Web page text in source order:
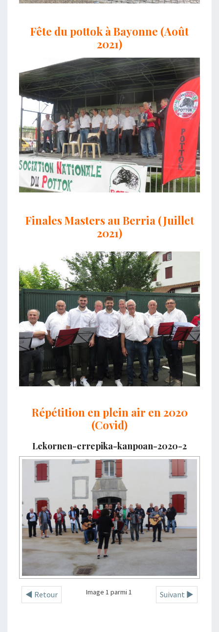
Fête du pottok à Bayonne (Août
2021)
Finales Masters au Berria (Juillet
2021)
Répétition en plein air en 2020
(Covid)
Lekornen-errepika-kanpoan-2020-2
◄ Retour Suivant ►
Image 1 parmi 1